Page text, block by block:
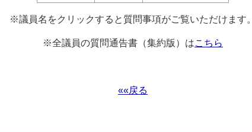
※議員名をクリックすると質問事項がご覧いただけます。
※全議員の質問通告書（集約版）はこちら
««戻る